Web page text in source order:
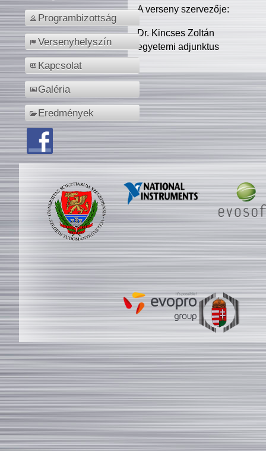
Programbizottság
Versenyhelyszín
Kapcsolat
Galéria
Eredmények
A verseny szervezője:
Dr. Kincses Zoltán
egyetemi adjunktus